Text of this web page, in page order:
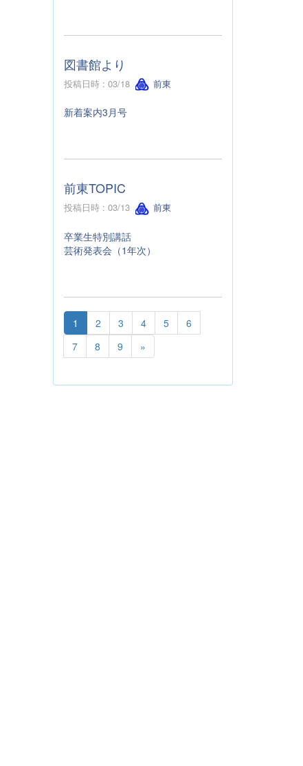
図書館より
投稿日時 : 03/18 前東
新着案内3月号
前東TOPIC
投稿日時 : 03/13 前東
卒業生特別講話
芸術発表会（1年次）
1 2 3 4 5
6
7
8 9 »